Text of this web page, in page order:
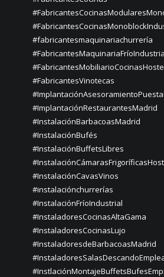
#fabricantesmaquinariachurrería
#FabricantesVinotecas
#ImplantaciónRestaurantesMadrid
#InstalaciónBarbacoasMadrid
#InstalaciónBufés
#InstalaciónBuffetsLibres
#InstalaciónCavasVinos
#instalaciónchurrerías
#InstalaciónFríoIndustrial
#InstaladoresCocinasAltaGama
#InstaladoresCocinasLujo
#InstaladoresdeBarbacoasMadrid